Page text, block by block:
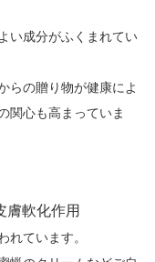
い成分がふくまれてい
らの贈り物が健康によ
関心も高まっていま
膚軟化作用
れています。